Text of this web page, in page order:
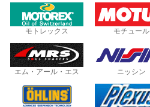
モトレックス モチュール
エム・アール・エス ニッシン